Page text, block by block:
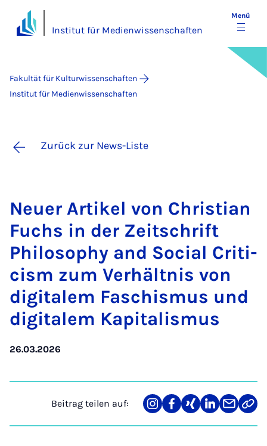
Institut für Medienwissenschaften
Menü
Fakultät für Kulturwissenschaften
Institut für Medienwissenschaften
Zurück zur News-Liste
Neu­er Ar­ti­kel von Chris­ti­an
Fuchs in der Zeit­schrift
Phi­lo­so­phy and So­ci­al Cri­ti­
cism zum Ver­hält­nis von
di­gi­ta­lem Fa­schis­mus und
di­gi­ta­lem Ka­pi­ta­lis­mus
26.03.2026
Beitrag teilen auf:
Teilen
auf
Teilen
auf
Teilen
auf
Teilen
auf
Teilen
über
Link